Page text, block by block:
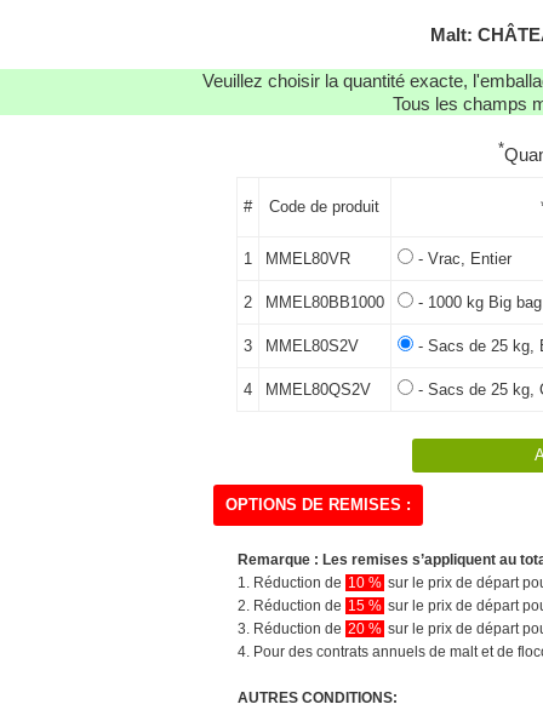
Malt:
Veuillez choisir la quantité exacte,
Tous les champs
*
# Code de produit
1 MMEL80VR - Vrac, Entier
2 MMEL80BB1000 - 1000 kg Big
3 MMEL80S2V - Sacs de 25 kg,
4 MMEL80QS2V - Sacs de 25 kg,
OPTIONS DE REMISES :
Remarque : Les remises s’appliquent au
1. Réduction de 10 % sur le prix de départ
2. Réduction de 15 % sur le prix de départ
3. Réduction de 20 % sur le prix de départ
4. Pour des contrats annuels de malt et de
AUTRES CONDITIONS: